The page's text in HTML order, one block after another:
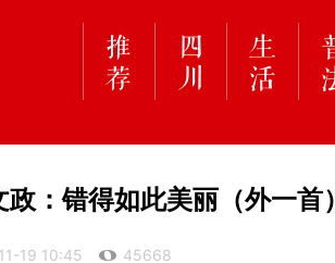
：错得如此美丽（外一首）
19 10:45 45668